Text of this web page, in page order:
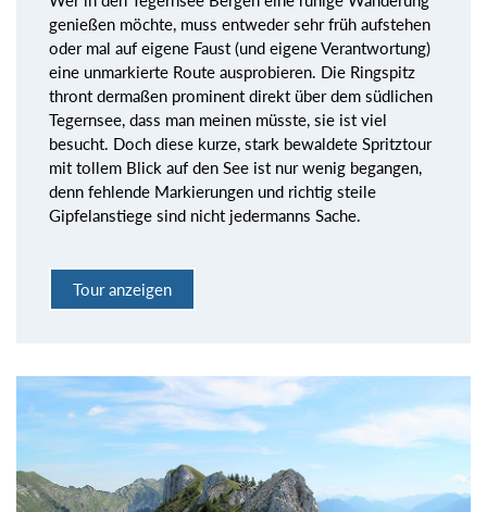
genießen möchte, muss entweder sehr früh aufstehen
oder mal auf eigene Faust (und eigene Verantwortung)
eine unmarkierte Route ausprobieren. Die Ringspitz
thront dermaßen prominent direkt über dem südlichen
Tegernsee, dass man meinen müsste, sie ist viel
besucht. Doch diese kurze, stark bewaldete Spritztour
mit tollem Blick auf den See ist nur wenig begangen,
denn fehlende Markierungen und richtig steile
Gipfelanstiege sind nicht jedermanns Sache.
Tour anzeigen